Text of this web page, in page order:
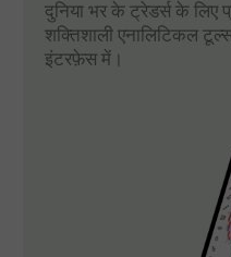
दुनिया भर के ट्रेडर्स के लिए
शक्तिशाली एनालिटिकल
इंटरफ़ेस में।